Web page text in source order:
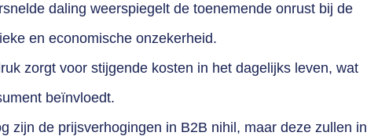
daling weerspiegelt de toenemende onrust bij de
en economische onzekerheid.
zorgt voor stijgende kosten in het dagelijks leven, wat
beïnvloedt.
zijn de prijsverhogingen in B2B nihil, maar deze zullen in